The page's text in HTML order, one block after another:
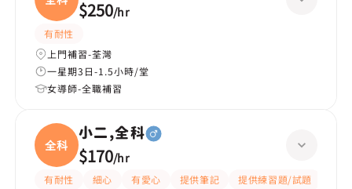
$250/hr
有耐性
上門補習-荃灣
一星期3日-1.5小時/堂
女導師-全職補習
全科
小二,全科
$170/hr
有耐性 細心 有愛心 提供筆記 提供練習題/試題